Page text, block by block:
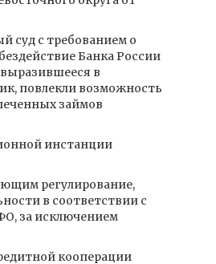
суд с требованием о
Банка России
в
повлекли возможность
займов
инстанции
регулирование,
в соответствии с
за исключением
кооперации